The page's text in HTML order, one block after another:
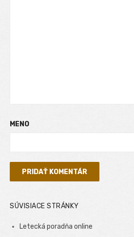
MENO
SÚVISIACE STRÁNKY
Letecká poradňa online